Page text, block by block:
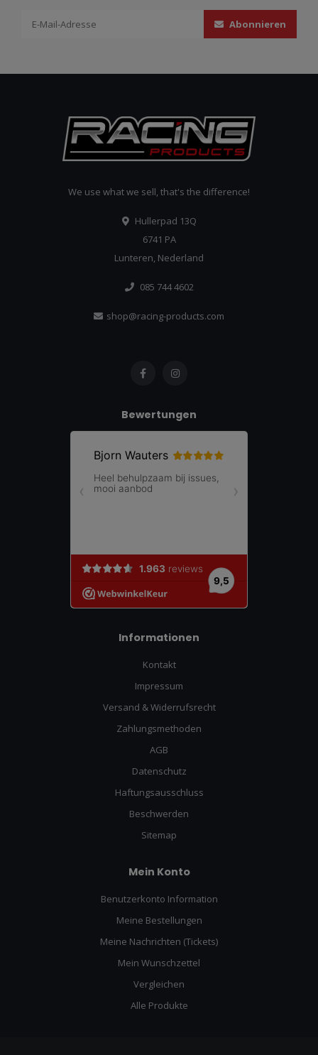
Abonnieren
We use what we sell, that's the difference!
Hullerpad 13Q
6741 PA
Lunteren, Nederland
085 744 4602
shop@racing-products.com
Bewertungen
Informationen
Kontakt
Impressum
Versand & Widerrufsrecht
Zahlungsmethoden
AGB
Datenschutz
Haftungsausschluss
Beschwerden
Sitemap
Mein Konto
Benutzerkonto Information
Meine Bestellungen
Meine Nachrichten (Tickets)
Mein Wunschzettel
Vergleichen
Alle Produkte